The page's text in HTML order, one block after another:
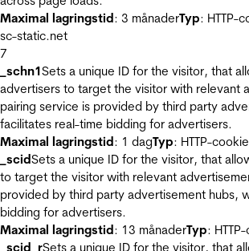
Maximal lagringstid: 3 månaderTyp: HTTP-
sc-static.net
7
_schn1Sets a unique ID for the visitor, that
advertisers to target the visitor with relevant
pairing service is provided by third party
facilitates real-time bidding for advertisers.
Maximal lagringstid: 1 dagTyp: HTTP-cookie
_scidSets a unique ID for the visitor, that
to target the visitor with relevant
provided by third party advertisement hubs,
bidding for advertisers.
Maximal lagringstid: 13 månaderTyp:
_scid_rSets a unique ID for the visitor, that